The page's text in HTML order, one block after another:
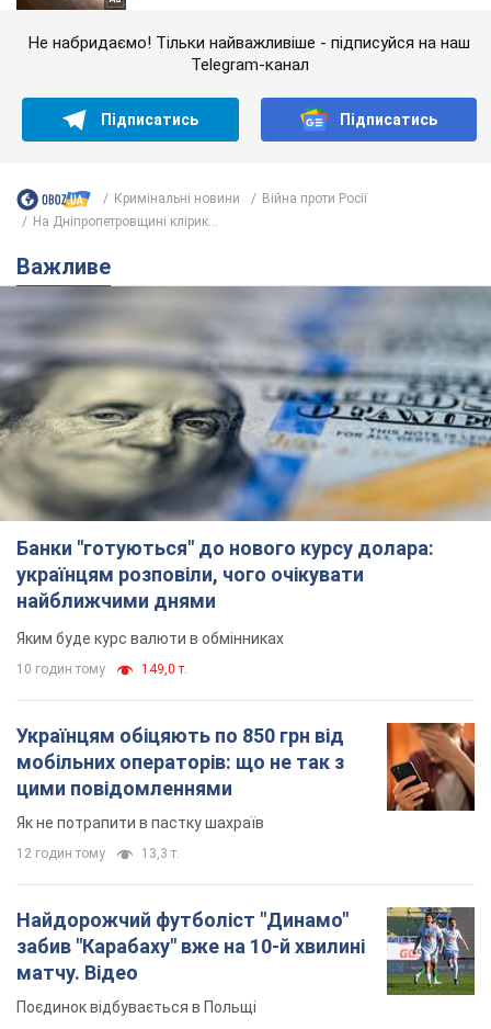
Не набридаємо! Тільки найважливіше - підписуйся на наш
Telegram-канал
Підписатись Підписатись
Кримінальні новини
Війна проти Росії
На Дніпропетровщині клірик...
Важливе
Банки "готуються" до нового курсу долара:
українцям розповіли, чого очікувати
найближчими днями
Яким буде курс валюти в обмінниках
10 годин тому 149,0 т.
Українцям обіцяють по 850 грн від
мобільних операторів: що не так з
цими повідомленнями
Як не потрапити в пастку шахраїв
12 годин тому 13,3 т.
Найдорожчий футболіст "Динамо"
забив "Карабаху" вже на 10-й хвилині
матчу. Відео
Поєдинок відбувається в Польщі